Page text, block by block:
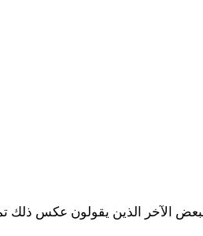
الآخر الذين يقولون عكس ذلك